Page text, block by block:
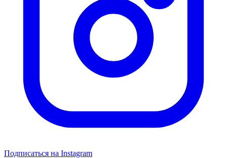
Подписаться на Instagram